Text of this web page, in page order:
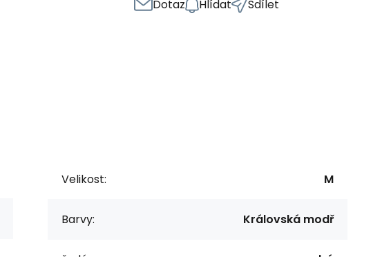
Dotaz Hlídat Sdílet
Velikost: M
Barvy: Královská modř